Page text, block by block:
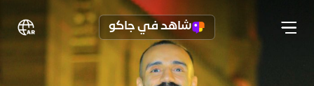
شاهد في جاكو